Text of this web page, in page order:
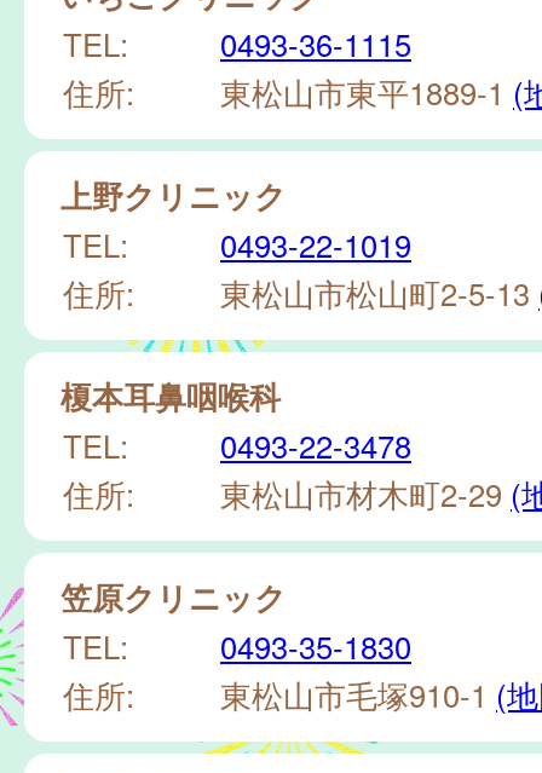
TEL:
0493-36-1115
住所:
東松山市東平1889-1 (
上野クリニック
TEL:
0493-22-1019
住所:
東松山市松山町2-5-13
榎本耳鼻咽喉科
TEL:
0493-22-3478
住所:
東松山市材木町2-29 (
笠原クリニック
TEL:
0493-35-1830
住所:
東松山市毛塚910-1 (